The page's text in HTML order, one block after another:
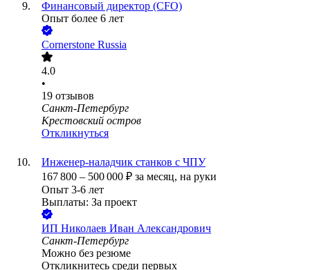
Финансовый директор (CFO)
Опыт более 6 лет
Cornerstone Russia
4.0
•
19 отзывов
Санкт-Петербург
Крестовский остров
Откликнуться
Инженер-наладчик станков с ЧПУ
167 800 – 500 000 ₽ за месяц, на руки
Опыт 3-6 лет
Выплаты: За проект
ИП Николаев Иван Александрович
Санкт-Петербург
Можно без резюме
Откликнитесь среди первых